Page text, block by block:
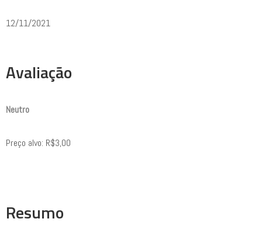
12/11/2021
Avaliação
Neutro
Preço alvo: R$3,00
Resumo